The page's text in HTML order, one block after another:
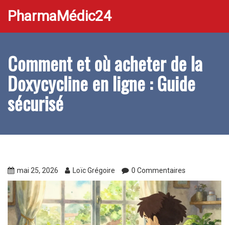
PharmaMédic24
Comment et où acheter de la
Doxycycline en ligne : Guide
sécurisé
mai 25, 2026 Loïc Grégoire 0 Commentaires